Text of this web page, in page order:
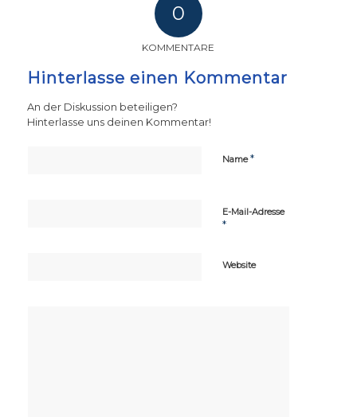
0
KOMMENTARE
Hinterlasse einen Kommentar
An der Diskussion beteiligen?
Hinterlasse uns deinen Kommentar!
Name*
E-Mail-Adresse
*
Website